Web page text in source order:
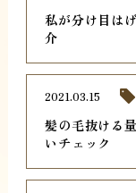
私が分け目は
介
髪の毛抜ける
いチェック
2021.03.15